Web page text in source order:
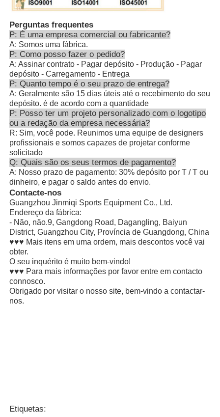
Perguntas frequentes
P: É uma empresa comercial ou fabricante?
A: Somos uma fábrica.
P: Como posso fazer o pedido?
A: Assinar contrato - Pagar depósito - Produção - Pagar
depósito - Carregamento - Entrega
P: Quanto tempo é o seu prazo de entrega?
A: Geralmente são 15 dias úteis até o recebimento do seu
depósito. é de acordo com a quantidade
P: Posso ter um projeto personalizado com o logotipo
ou a redação da empresa necessária?
R: Sim, você pode. Reunimos uma equipe de designers
profissionais e somos capazes de projetar conforme
solicitado
Q: Quais são os seus termos de pagamento?
A: Nosso prazo de pagamento: 30% depósito por T / T ou
dinheiro, e pagar o saldo antes do envio.
Contacte-nos
Guangzhou Jinmiqi Sports Equipment Co., Ltd.
Endereço da fábrica:
- Não, não.9, Gangdong Road, Dagangling, Baiyun
District, Guangzhou City, Província de Guangdong, China
♥♥♥ Mais itens em uma ordem, mais descontos você vai
obter.
O seu inquérito é muito bem-vindo!
♥♥♥ Para mais informações por favor entre em contacto
connosco.
Obrigado por visitar o nosso site, bem-vindo a contactar-
nos.
Etiquetas: